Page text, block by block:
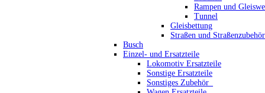
Rampen und
Tunnel
Gleisbettung
Straßen und Straßenzubehör
Busch
Einzel- und Ersatzteile
Lokomotiv Ersatzteile
Sonstige Ersatzteile
Sonstiges Zubehör_